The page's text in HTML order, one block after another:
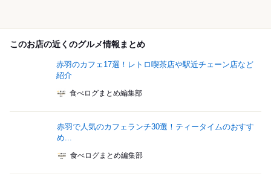
このお店の近くのグルメ情報まとめ
赤羽のカフェ17選！レトロ喫茶店や駅近チェーン店など
紹介
食べログまとめ編集部
赤羽で人気のカフェランチ30選！ティータイムのおすす
め...
食べログまとめ編集部